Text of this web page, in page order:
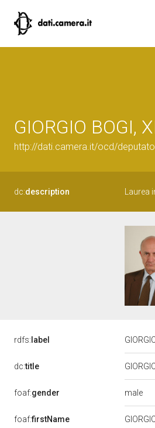
GIORGIO BOGI,
http://dati.camera.it/ocd/
dc:description
rdfs: label
dc:title
foaf:gender male
foaf:firstName